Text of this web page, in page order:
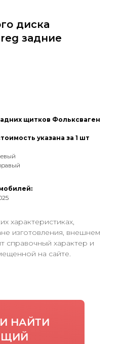
диска
задние
щитков Фольксваген
указана за 1 шт
характеристиках,
изготовления, внешнем
справочный характер и
на сайте.
НАЙТИ